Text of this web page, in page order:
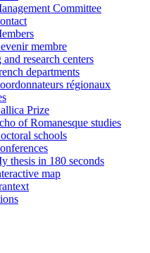
Committee
membre
research centers
departments
régionaux
Prize
of Romanesque studies
schools
thesis in 180 seconds
map